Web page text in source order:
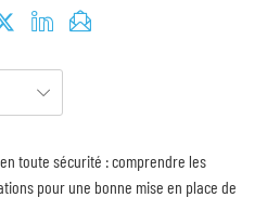
toute sécurité : comprendre les
pour une bonne mise en place de